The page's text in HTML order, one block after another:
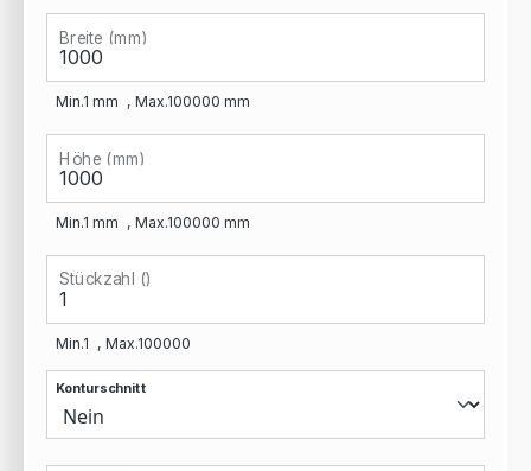
Breite (mm)
Min.1 mm Max.100000 mm
Höhe (mm)
Min.1 mm Max.100000 mm
Stückzahl ()
Min.1 Max.100000
Konturschnitt